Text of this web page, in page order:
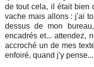
de tout cela, il était bien
vache mais allons : j'ai
dessus de mon
encadrés et... attendez,
accroché un de mes
enfoiré, quand j'y pense...